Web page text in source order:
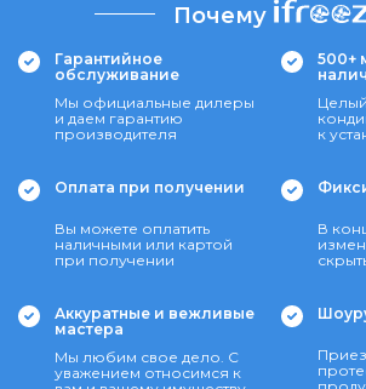
Почему
Гарантийное
обслуживание
Мы официальные дилеры
и даем гарантию
производителя
500+
к
Оплата при получении
Вы можете оплатить
наличными или картой
при получении
В
Аккуратные и вежливые
мастера
Мы любим свое дело. С
уважением относимся к